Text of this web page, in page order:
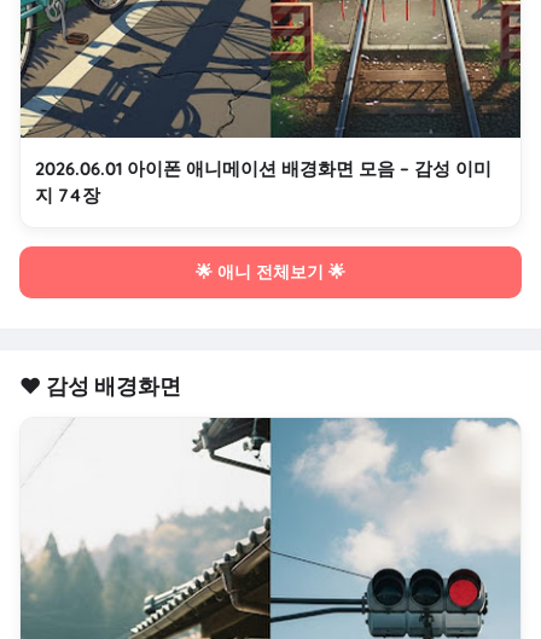
2026.06.01 아이폰 애니메이션 배경화면 모음 – 감성 이미
지 74장
🌟 애니 전체보기 🌟
❤️ 감성 배경화면